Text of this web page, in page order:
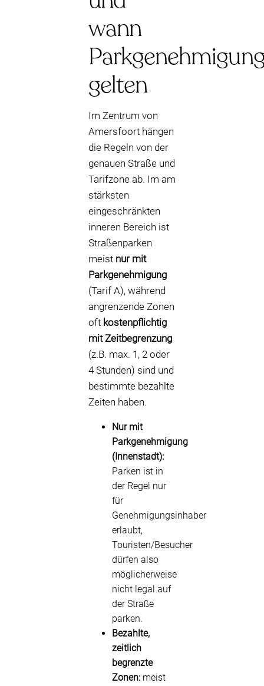
wann
gelten
Im Zentrum von
Amersfoort hängen
die Regeln von der
genauen Straße und
Tarifzone ab. Im am
stärksten
eingeschränkten
inneren Bereich ist
Straßenparken
meist nur mit
Parkgenehmigung
(Tarif A), während
angrenzende Zonen
oft kostenpflichtig
mit Zeitbegrenzung
(z.B. max. 1, 2 oder
4 Stunden) sind und
bestimmte bezahlte
Zeiten haben.
Nur mit
Parkgenehmigung
(Innenstadt):
Parken ist in
der Regel nur
für
Genehmigungsinhaber
erlaubt,
Touristen/Besucher
dürfen also
möglicherweise
nicht legal auf
der Straße
parken.
Bezahlte,
zeitlich
begrenzte
Zonen: meist